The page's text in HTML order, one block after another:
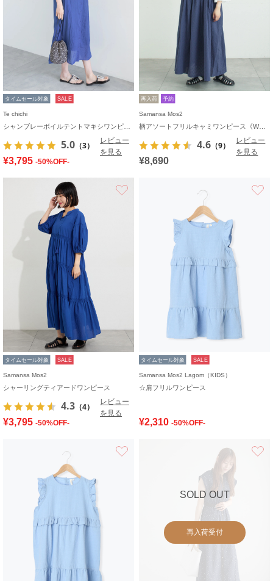
タイムセール対象 SALE
Te chichi
5.0 （3）
レビュー
を見る
¥3,795 -50%OFF-
再入荷 予約
Samansa Mos2
柄アソートフリルキャミワンピース《WEB限定カラーあり》
4.6 （9）
レビュー
を見る
¥8,690
タイムセール対象 SALE
Samansa Mos2
シャーリングティアードワンピース
4.3 （4）
レビュー
を見る
¥3,795 -50%OFF-
タイムセール対象 SALE
Samansa Mos2 Lagom（KIDS）
☆肩フリルワンピース
¥2,310 -50%OFF-
SOLD OUT
再入荷受付